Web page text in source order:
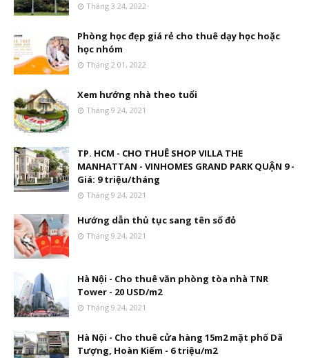
Tháng 3 24, 2022
Phòng học đẹp giá rẻ cho thuê dạy học hoặc
học nhóm
Tháng 2 01, 2022
Xem hướng nhà theo tuổi
Tháng 9 24, 2021
TP. HCM - CHO THUÊ SHOP VILLA THE
MANHATTAN - VINHOMES GRAND PARK QUẬN 9 -
Giá: 9 triệu/tháng
Tháng 9 24, 2021
Hướng dẫn thủ tục sang tên sổ đỏ
Tháng 9 24, 2021
Hà Nội - Cho thuê văn phòng tòa nhà TNR
Tower - 20 USD/m2
Tháng 9 24, 2021
Hà Nội - Cho thuê cửa hàng 15m2 mặt phố Dã
Tượng, Hoàn Kiếm - 6 triệu/m2